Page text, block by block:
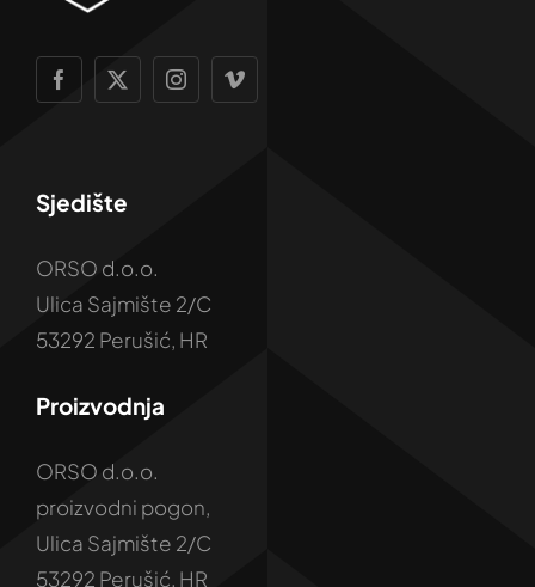
Sjedište
ORSO d.o.o.
Ulica Sajmište 2/C
53292 Perušić, HR
Proizvodnja
ORSO d.o.o.
proizvodni pogon,
Ulica Sajmište 2/C
53292 Perušić, HR